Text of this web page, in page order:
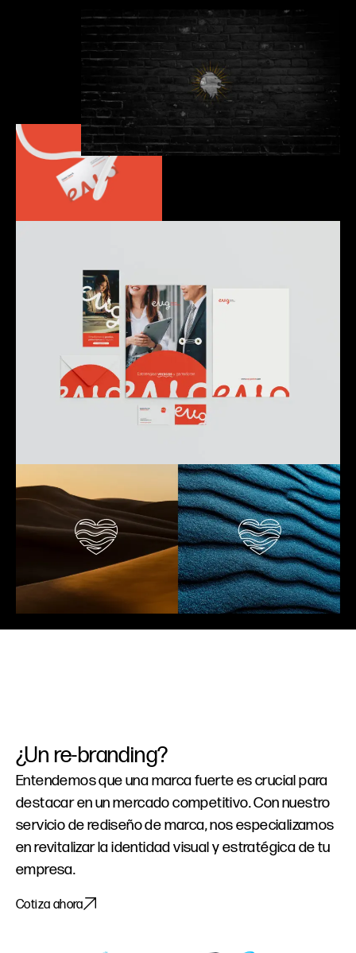
¿Un re-branding?
Entendemos que una marca fuerte es crucial para
destacar en un mercado competitivo. Con nuestro
servicio de rediseño de marca, nos especializamos
en revitalizar la identidad visual y estratégica de tu
empresa.
Cotiza ahora